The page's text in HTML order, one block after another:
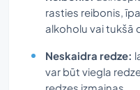
rasties reibonis,
alkoholu vai tukšā
Neskaidra redze:
var būt viegla